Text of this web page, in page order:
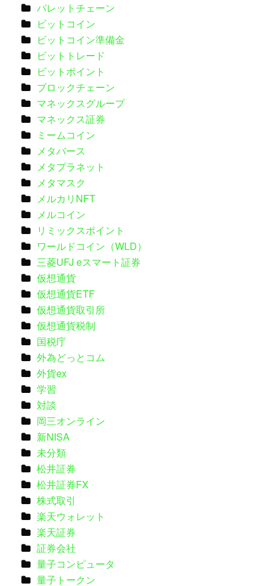
パレットチェーン
ビットコイン
ビットコイン準備金
ビットトレード
ビットポイント
ブロックチェーン
マネックスグループ
マネックス証券
ミームコイン
メタバース
メタプラネット
メタマスク
メルカリNFT
メルコイン
リミックスポイント
ワールドコイン（WLD）
三菱UFJ eスマート証券
仮想通貨
仮想通貨ETF
仮想通貨取引所
仮想通貨税制
国税庁
外為どっとコム
外貨ex
学習
対談
岡三オンライン
新NISA
未分類
松井証券
松井証券FX
株式取引
楽天ウォレット
楽天証券
証券会社
量子コンピュータ
量子トークン